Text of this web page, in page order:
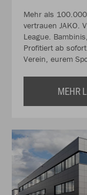
Mehr als
vertrauen JAKO.
League.
Profitiert ab
Verein, eurem
MEHR